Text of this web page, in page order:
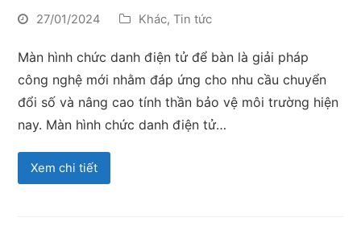
27/01/2024 Khác,Tin tức
Màn hình chức danh điện tử để bàn là giải pháp
công nghệ mới nhằm đáp ứng cho nhu cầu chuyển
đổi số và nâng cao tính thần bảo vệ môi trường hiện
nay. Màn hình chức danh điện tử…
Xem chi tiết